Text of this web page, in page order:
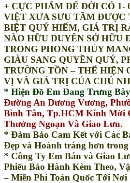
+ CỰC PHẨM ĐỂ ĐỜI CÓ 1-
VIỆT XƯA SƯU TẦM ĐƯỢC
BIỆT QUÝ HIẾM, GIÁ TRỊ
NÀO HỮU DUYÊN SỞ HỮU
TRONG PHONG THỦY
GIÀU SANG QUYỀN QUÝ,
TRƯỜNG TỒN – THỂ HIỆN
VỊ VÀ GIÁ TRỊ CỦA CHỦ
* Hiện Đồ Em Đang Trưng
Đường An Dương Vương,
Bình Tân, Tp.HCM Kính Mời
Thưởng Ngoạn Và Giao Lưu.
* Đảm Bảo Cam Kết với Các
Đẹp và Hoành tráng hơn
* Công Ty Em Bán và Giao
Phiếu Bảo Hành Kèm Theo,
– Miễn Phí Toàn Quốc Tới